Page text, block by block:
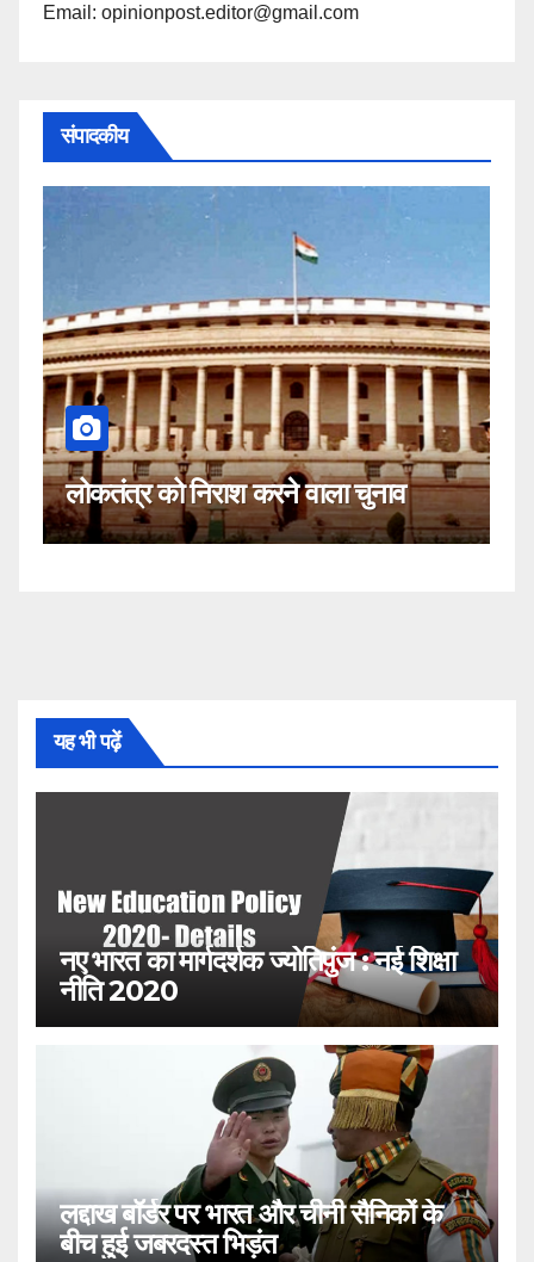
Email: opinionpost.editor@gmail.com
संपादकीय
कहीं यह सीजेआई के खिलाफ साजिश तो
नहीं!
यह भी पढ़ें
नए भारत का मार्गदर्शक ज्योतिपुंज : नई शिक्षा
नीति 2020
लद्दाख बॉर्डर पर भारत और चीनी सैनिकों के
बीच हुई जबरदस्त भिड़ंत